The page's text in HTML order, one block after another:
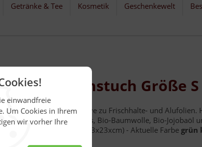
einwandfreie
Um Cookies in Ihrem
wir vorher Ihre
Getränke & Tee Kosmetik Geschenkewelt
Bienenwachstuch Größe S
DIE nachhaltige Alternative zu Frischhalte- und Alufolien.
natürlichem Bienenwachs, Bio-Baumwolle, Bio-Jojobaöl
(23x23xcm) - Aktuelle Farbe grün